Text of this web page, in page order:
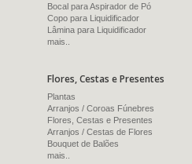
Bocal para Aspirador de Pó
Copo para Liquidificador
Lâmina para Liquidificador
mais..
Flores, Cestas e Presentes
Plantas
Arranjos / Coroas Fúnebres
Flores, Cestas e Presentes
Arranjos / Cestas de Flores
Bouquet de Balões
mais..